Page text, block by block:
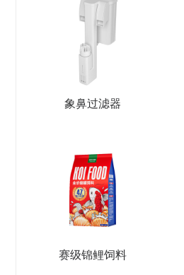
象鼻过滤器
赛级锦鲤饲料